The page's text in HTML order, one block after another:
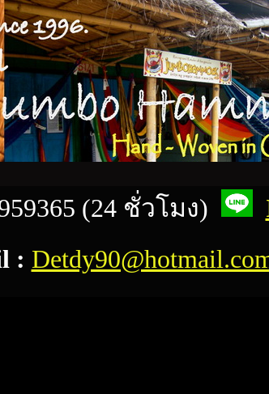
(24 ชั่วโมง)
: